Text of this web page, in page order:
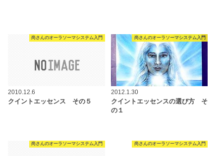
尚さんのオーラソーマシステム入門
2010.12.6
クイントエッセンス その５
尚さんのオーラソーマシステム入門
2012.1.30
クイントエッセンスの選び方 そ
の１
尚さんのオーラソーマシステム入門 尚さんのオーラソーマシステム入門